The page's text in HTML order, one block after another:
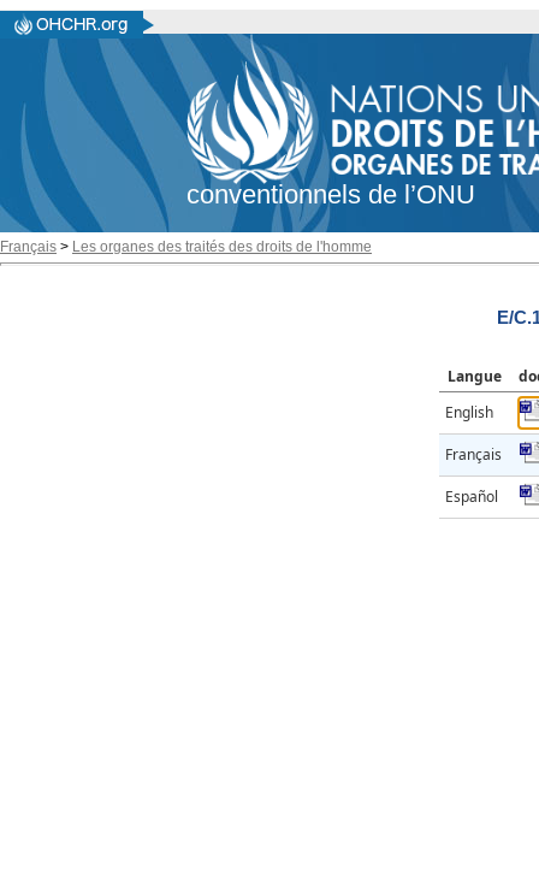
conventionnels de l’ONU
Français > Les organes des traités des droits de l'homme
E/
Langue
English
Français
Español